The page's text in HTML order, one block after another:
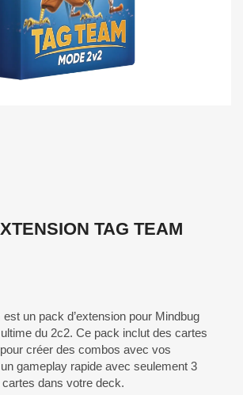
TAG TEAM
est un pack d’extension pour Mindbug
du 2c2. Ce pack inclut des cartes
créer des combos avec vos
gameplay rapide avec seulement 3
dans votre deck.